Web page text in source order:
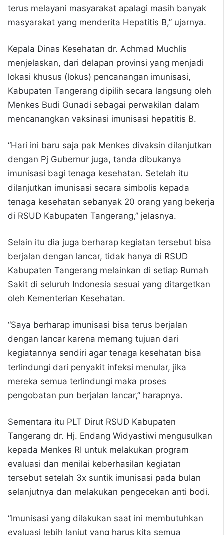
terus melayani masyarakat apalagi masih banyak
masyarakat yang menderita Hepatitis B,” ujarnya.
Kepala Dinas Kesehatan dr. Achmad Muchlis
menjelaskan, dari delapan provinsi yang menjadi
lokasi khusus (lokus) pencanangan imunisasi,
Kabupaten Tangerang dipilih secara langsung oleh
Menkes Budi Gunadi sebagai perwakilan dalam
mencanangkan vaksinasi imunisasi hepatitis B.
“Hari ini baru saja pak Menkes divaksin dilanjutkan
dengan Pj Gubernur juga, tanda dibukanya
imunisasi bagi tenaga kesehatan. Setelah itu
dilanjutkan imunisasi secara simbolis kepada
tenaga kesehatan sebanyak 20 orang yang bekerja
di RSUD Kabupaten Tangerang,” jelasnya.
Selain itu dia juga berharap kegiatan tersebut bisa
berjalan dengan lancar, tidak hanya di RSUD
Kabupaten Tangerang melainkan di setiap Rumah
Sakit di seluruh Indonesia sesuai yang ditargetkan
oleh Kementerian Kesehatan.
“Saya berharap imunisasi bisa terus berjalan
dengan lancar karena memang tujuan dari
kegiatannya sendiri agar tenaga kesehatan bisa
terlindungi dari penyakit infeksi menular, jika
mereka semua terlindungi maka proses
pengobatan pun berjalan lancar,” harapnya.
Sementara itu PLT Dirut RSUD Kabupaten
Tangerang dr. Hj. Endang Widyastiwi mengusulkan
kepada Menkes RI untuk melakukan program
evaluasi dan menilai keberhasilan kegiatan
tersebut setelah 3x suntik imunisasi pada bulan
selanjutnya dan melakukan pengecekan anti bodi.
“Imunisasi yang dilakukan saat ini membutuhkan
evaluasi lebih lanjut yang harus kita semua